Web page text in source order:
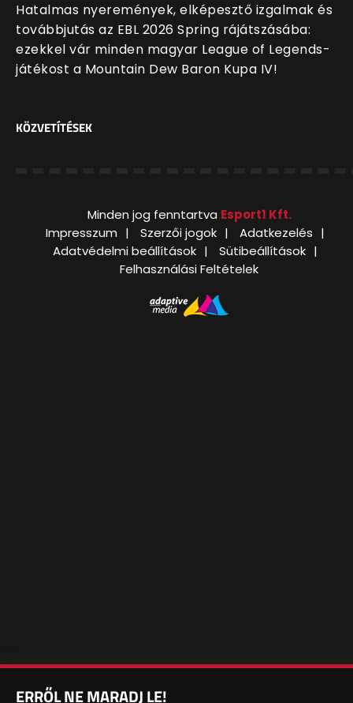
Hatalmas nyeremények, elképesztő izgalmak és
továbbjutás az EBL 2026 Spring rájátszásába:
ezekkel vár minden magyar League of Legends-
játékost a Mountain Dew Baron Kupa IV!
KÖZVETÍTÉSEK
Minden jog fenntartva Esport1 Kft.
Impresszum
Szerzői jogok
Adatkezelés
Adatvédelmi beállítások
Sütibeállítások
Felhasználási Feltételek
ERRŐL NE MARADJ LE!